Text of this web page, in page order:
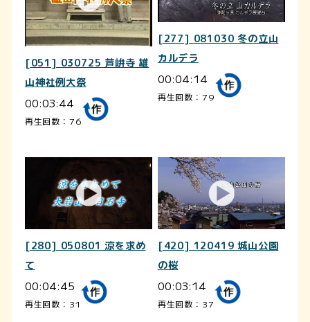
[051] 030725 芦峅寺 雄
山神社例大祭
00:03:44
再生回数：76
[277] 081030 冬の立山
カルデラ
00:04:14
再生回数：79
[280] 050801 涼を求め
て
00:04:45
再生回数：31
[420] 120419 城山公園
の桜
00:03:14
再生回数：37